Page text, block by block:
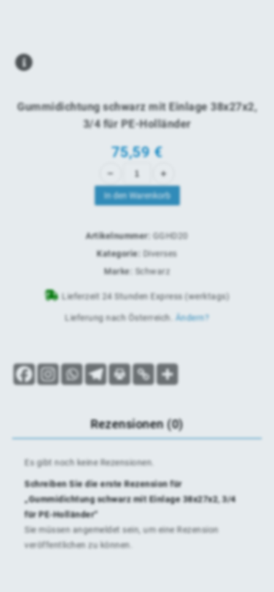
Gummidichtung schwarz mit Einlage 38x27x2,
3/4 für PE-Holländer
75,59€
In den Warenkorb
Artikelnummer:
GGHD20
Kategorie:
Diverses
Marke:
Schwarz
Lieferzeit 24 Stunden Express (werktags)
Lieferung nach Österreich Ändern?
Rezensionen (0)
Es gibt noch keine Rezensionen.
Schreiben Sie die erste Rezension für
„Gummidichtung schwarz mit Einlage 38x27x2, 3/4
für PE-Holländer“
Sie müssen angemeldet sein, um eine Rezension
veröffentlichen zu können.